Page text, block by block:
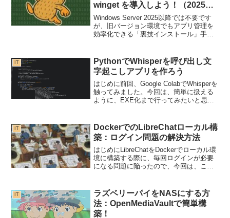
winget を導入しよう！（2025年
版）
Windows Server 2025以降では不要です
が、旧バージョン環境でもアプリ管理を
効率化できる「裏技インストール」手順
IT
PythonでWhisperを呼び出し文
字起こしアプリを作ろう
はじめに前回、Google ColabでWhisperを
触ってみました。今回は、簡単に扱える
ように、EXE化まで行ってみたいと思い
お好みに合わせて改造して...
IT
DockerでのLibreChatローカル構
築：ログイン問題の解決方法
はじめにLibreChatをDockerでローカル環
境に構築する際に、毎回ログインが必要
になる問題に陥ったので、今回は、この
きました。問題の概要LibreChatをDo...
IT
ラズベリーパイをNASにする方
法：OpenMediaVaultで簡単構
築！